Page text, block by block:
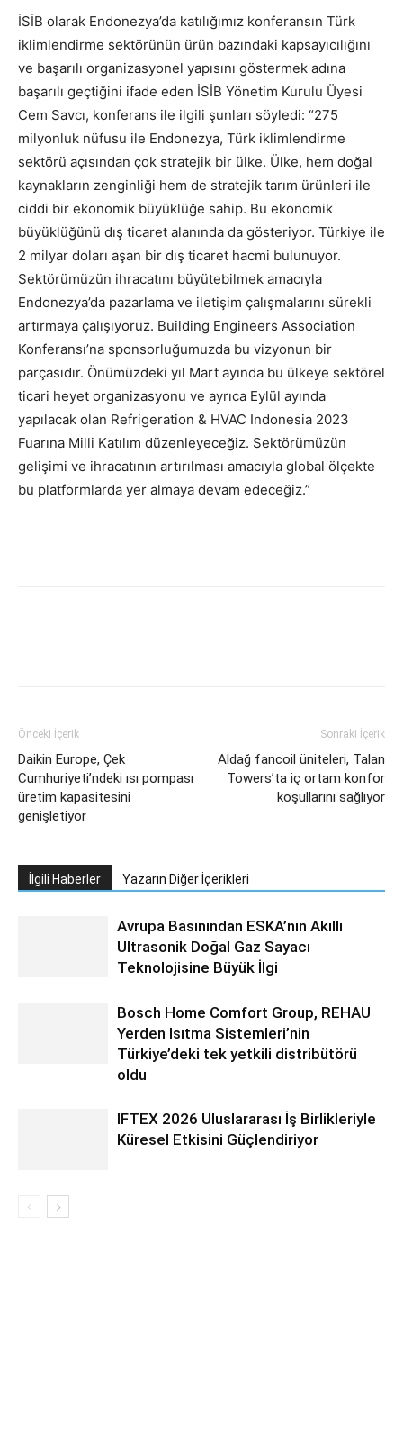
İSİB olarak Endonezya’da katılığımız konferansın Türk
iklimlendirme sektörünün ürün bazındaki kapsayıcılığını
ve başarılı organizasyonel yapısını göstermek adına
başarılı geçtiğini ifade eden İSİB Yönetim Kurulu Üyesi
Cem Savcı, konferans ile ilgili şunları söyledi: “275
milyonluk nüfusu ile Endonezya, Türk iklimlendirme
sektörü açısından çok stratejik bir ülke. Ülke, hem doğal
kaynakların zenginliği hem de stratejik tarım ürünleri ile
ciddi bir ekonomik büyüklüğe sahip. Bu ekonomik
büyüklüğünü dış ticaret alanında da gösteriyor. Türkiye ile
2 milyar doları aşan bir dış ticaret hacmi bulunuyor.
Sektörümüzün ihracatını büyütebilmek amacıyla
Endonezya’da pazarlama ve iletişim çalışmalarını sürekli
artırmaya çalışıyoruz. Building Engineers Association
Konferansı’na sponsorluğumuzda bu vizyonun bir
parçasıdır. Önümüzdeki yıl Mart ayında bu ülkeye sektörel
ticari heyet organizasyonu ve ayrıca Eylül ayında
yapılacak olan Refrigeration & HVAC Indonesia 2023
Fuarına Milli Katılım düzenleyeceğiz. Sektörümüzün
gelişimi ve ihracatının artırılması amacıyla global ölçekte
bu platformlarda yer almaya devam edeceğiz.”
Önceki İçerik
Daikin Europe, Çek
Cumhuriyeti’ndeki ısı pompası
üretim kapasitesini
genişletiyor
Sonraki İçerik
Aldağ fancoil üniteleri, Talan
Towers’ta iç ortam konfor
koşullarını sağlıyor
İlgili Haberler Yazarın Diğer İçerikleri
Avrupa Basınından ESKA’nın Akıllı
Ultrasonik Doğal Gaz Sayacı
Teknolojisine Büyük İlgi
Bosch Home Comfort Group, REHAU
Yerden Isıtma Sistemleri’nin
Türkiye’deki tek yetkili distribütörü
oldu
IFTEX 2026 Uluslararası İş Birlikleriyle
Küresel Etkisini Güçlendiriyor